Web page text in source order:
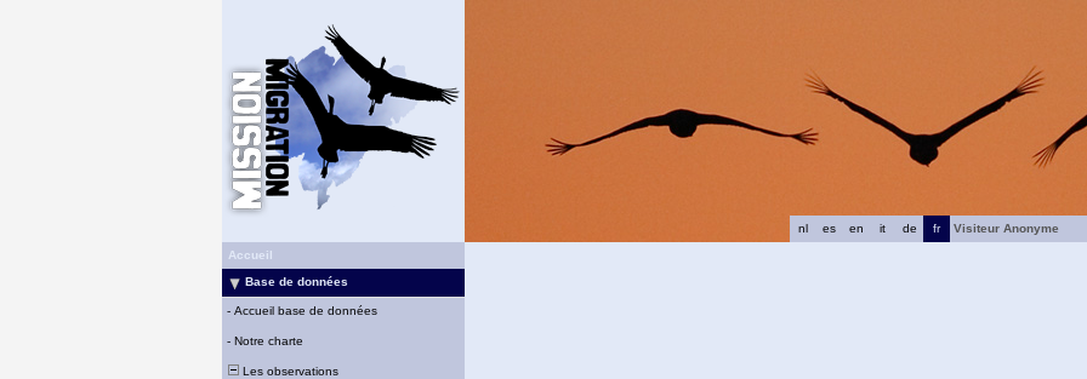
fr
de
it
en
es
nl
Visiteur Anonyme
Accueil
Base de données
- Accueil base de données
- Notre charte
Les observations